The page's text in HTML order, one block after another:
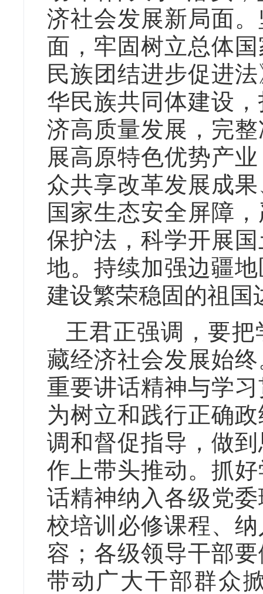
济社会发展新局面
面，牢固树立总体
民族团结进步促进
华民族共同体建设
济高质量发展，完
展高原特色优势产
众共享改革发展成
国家生态安全屏障
保护法，科学开展
地。持续加强边疆
建设繁荣稳固的祖国
王君正强调，要
藏经济社会发展始
重要讲话精神与学
为树立和践行正确
调和督促指导，做
作上带头推动。抓
话精神纳入各级党
校培训必修课程、
容；各级领导干部
带动广大干部群众